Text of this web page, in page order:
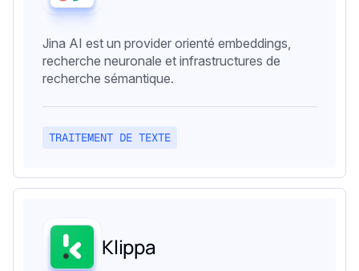
Jina AI est un provider orienté embeddings,
recherche neuronale et infrastructures de
recherche sémantique.
TRAITEMENT DE TEXTE
Klippa